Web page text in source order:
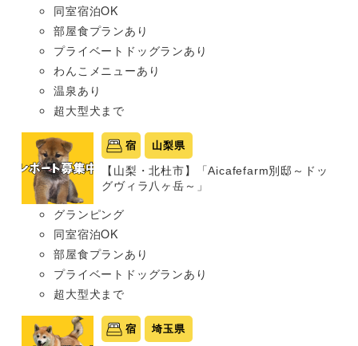
同室宿泊OK
部屋食プランあり
プライベートドッグランあり
わんこメニューあり
温泉あり
超大型犬まで
宿 山梨県
【山梨・北杜市】「Aicafefarm別邸～ドッ
グヴィラ八ヶ岳～」
グランピング
同室宿泊OK
部屋食プランあり
プライベートドッグランあり
超大型犬まで
宿 埼玉県